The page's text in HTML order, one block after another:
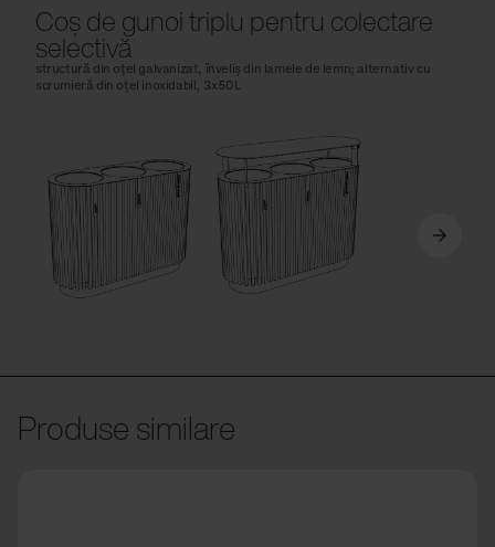
Coș de gunoi triplu pentru colectare
selectivă
structură din oțel galvanizat, înveliș din lamele de lemn; alternativ cu
scrumieră din oțel inoxidabil, 3x50L
Produse similare